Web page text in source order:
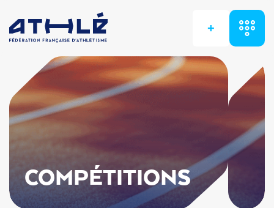
+
COMPÉTITIONS